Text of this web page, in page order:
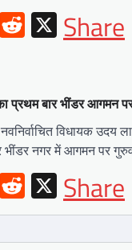
WhatsApp
Reddit
X
Share
प्रथम बार भींडर आगमन
विधायक उदय
भींडर नगर में आगमन पर
WhatsApp
Reddit
X
Share